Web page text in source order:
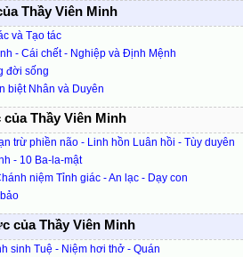
Thầy Viên Minh
và Tạo tác
- Cái chết - Nghiệp và Định Mệnh
đời sống
biệt Nhân và Duyên
Thầy Viên Minh
trừ phiền não - Linh hồn Luân hồi - Tùy duyên
- 10 Ba-la-mật
niệm Tỉnh giác - An lạc - Dạy con
của Thầy Viên Minh
sinh Tuệ - Niệm hơi thở - Quán